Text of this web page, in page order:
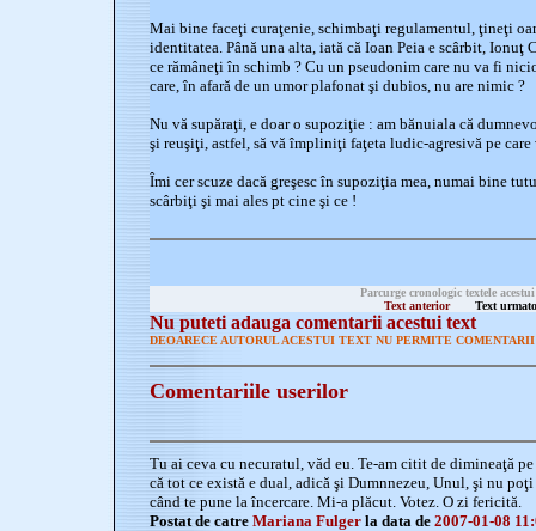
Mai bine faceţi curaţenie, schimbaţi regulamentul, ţineţi
identitatea. Până una alta, iată că Ioan Peia e scârbit, Ionuţ
ce rămâneţi în schimb ? Cu un pseudonim care nu va fi
care, în afară de un umor plafonat şi dubios, nu are nimic ?
Nu vă supăraţi, e doar o supoziţie : am bănuiala că
şi reuşiţi, astfel, să vă împliniţi faţeta ludic-agresivă pe
Îmi cer scuze dacă greşesc în supoziţia mea, numai bine
scârbiţi şi mai ales pt cine şi ce !
Parcurge cronologic textele
Text anteriorText
Nu puteti adauga comentarii acestui text
DEOARECE AUTORUL ACESTUI TEXT NU PERMITE
Comentariile userilor
Tu ai ceva cu necuratul, văd eu. Te-am citit de dimineaţă
că tot ce există e dual, adică şi Dumnnezeu, Unul, şi nu
când te pune la încercare. Mi-a plăcut. Votez. O zi fericită.
Postat de catre Mariana Fulger la data de 2007-01-08